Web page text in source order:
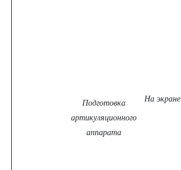
Подготовка
артикуляционного
аппарата
На экране